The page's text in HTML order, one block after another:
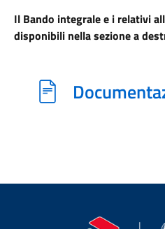
Il Bando integrale e i relativi
disponibili nella sezione a